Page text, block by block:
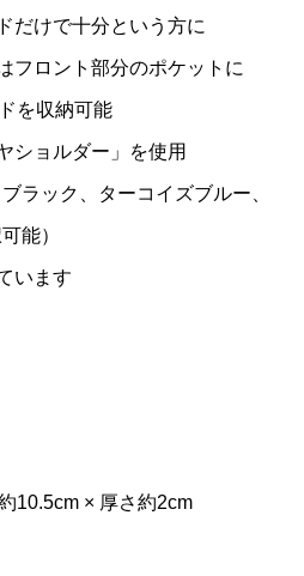
の
だけで十分という方に
フロント部分のポケットに
を収納可能
ショルダー」を使用
ラック、ターコイズブルー、
能）
います
10.5cm × 厚さ約2cm